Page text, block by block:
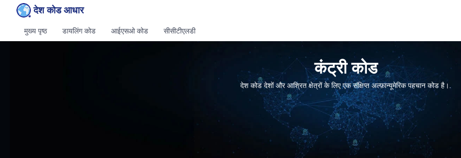
देश कोड आधार
मुख्य पृष्ठ डायलिंग कोड आईएसओ कोड सीसीटीएलडी
कंट्री कोड
देश कोड देशों और आश्रित क्षेत्रों के लिए एक संक्षिप्त अल्फ़ान्यूमेरिक पहचान कोड है।.